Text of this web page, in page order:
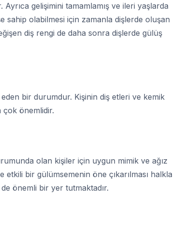
Ayrıca gelişimini tamamlamış ve ileri yaşlarda
sahip olabilmesi için zamanla dişlerde oluşan
diş rengi de daha sonra dişlerde gülüş
bir durumdur. Kişinin diş etleri ve kemik
çok önemlidir.
olan kişiler için uygun mimik ve ağız
bir gülümsemenin öne çıkarılması halkla
önemli bir yer tutmaktadır.